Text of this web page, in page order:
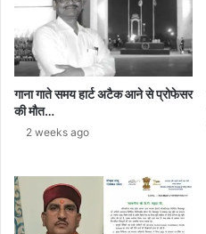
गाना गाते समय हार्ट अटैक आने से प्रोफेसर
की मौत…
2 weeks ago